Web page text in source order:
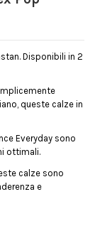
Disponibili in 2
queste calze in
Everyday sono
ottimali.
calze sono
e